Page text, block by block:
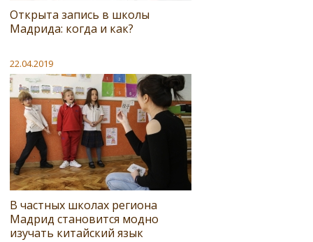
Открыта запись в школы
Мадрида: когда и как?
22.04.2019
В частных школах региона
Мадрид становится модно
изучать китайский язык